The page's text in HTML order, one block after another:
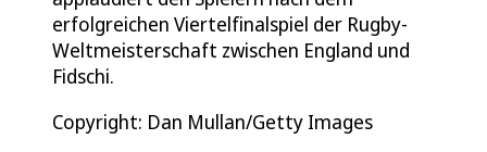
erfolgreichen Viertelfinalspiel der Rugby-
Weltmeisterschaft zwischen England und
Fidschi.
Copyright: Dan Mullan/Getty Images